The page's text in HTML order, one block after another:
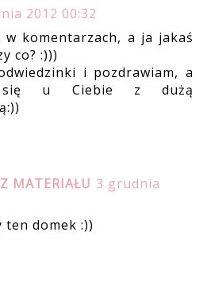
2012 00:32
w komentarzach, a ja jakaś
co? :)))
i pozdrawiam, a
się u Ciebie z dużą
MATERIAŁU 3 grudnia
ten domek :))